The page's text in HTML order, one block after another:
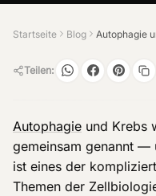
Startseite Blog
Teilen:
Autophagie und Krebs
gemeinsam genannt —
ist eines der
Themen der